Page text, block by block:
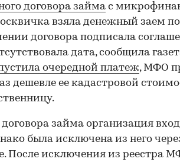
договора займа с
взяла денежный заем
договора подписала
дата, сообщила
очередной платеж, МФО
дешевле ее кадастровой
займа организация
была исключена из него
После исключения из реестра